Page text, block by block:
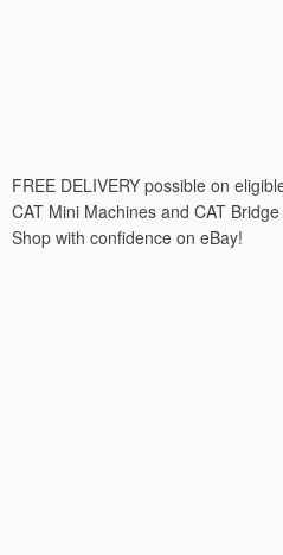
FREE DELIVERY possible on
CAT Mini Machines and CAT
Shop with confidence on eBay!